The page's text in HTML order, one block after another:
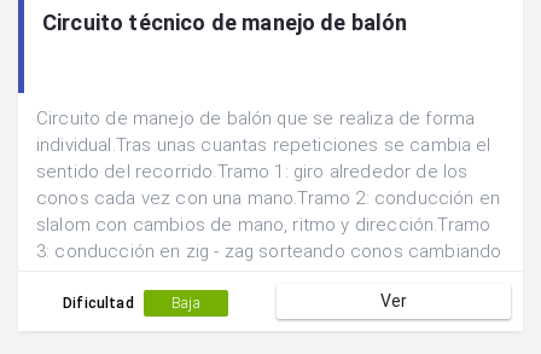
Circuito técnico de manejo de balón
Circuito de manejo de balón que se realiza de forma
individual.Tras unas cuantas repeticiones se cambia el
sentido del recorrido.Tramo 1: giro alrededor de los
conos cada vez con una mano.Tramo 2: conducción en
slalom con cambios de mano, ritmo y dirección.Tramo
3: conducción en zig - zag sorteando conos cambiando
debajo de las piernas, por la espalda....
Dificultad Baja Ver